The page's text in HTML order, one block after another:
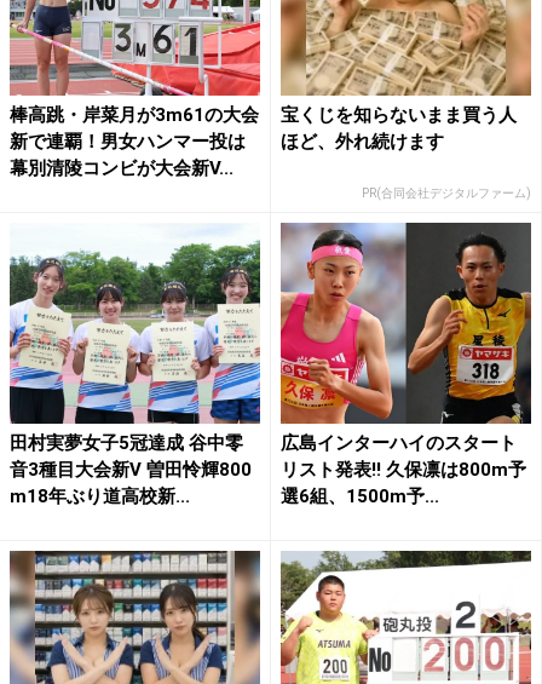
棒高跳・岸菜月が3m61の大会
新で連覇！男女ハンマー投は
幕別清陵コンビが大会新V...
宝くじを知らないまま買う人
ほど、外れ続けます
PR(合同会社デジタルファーム)
田村実夢女子5冠達成 谷中零
音3種目大会新V 曽田怜輝800
m18年ぶり道高校新...
広島インターハイのスタート
リスト発表!! 久保凛は800m予
選6組、1500m予...